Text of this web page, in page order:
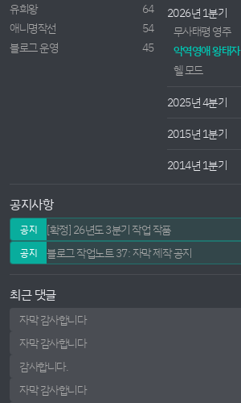
유희왕
64
애니명작선
54
블로그 운영
45
2026년 1분기
무사태평 영주
악역영애 왕태자
헬 모드
2025년 4분기
2015년 1분기
2014년 1분기
공지사항
공지 [확정] 26년도 3분기 작업 작품
공지 블로그 작업노트 37: 자막 제작 공지
최근 댓글
자막 감사합니다
자막 감사합니다
감사합니다.
자막 감사합니다